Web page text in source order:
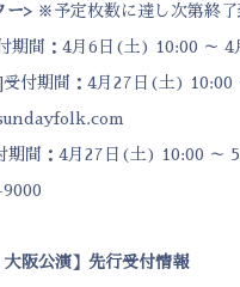
ー> ※予定枚数に達し次第終了
期間：4月6日(土) 10:00 ～
付期間：4月27日(土) 10:00
間：4月27日(土) 10:00 ～
大阪公演】先行受付情報